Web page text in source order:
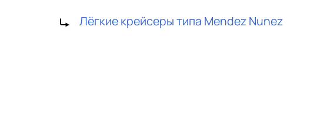
Лёгкие крейсеры типа Mendez Nunez